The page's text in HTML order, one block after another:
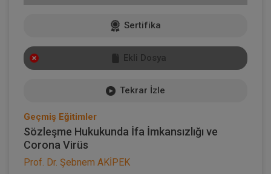
Sertifika
Ekli Dosya
Tekrar İzle
Geçmiş Eğitimler
Sözleşme Hukukunda İfa İmkansızlığı ve
Corona Virüs
Prof. Dr. Şebnem AKİPEK